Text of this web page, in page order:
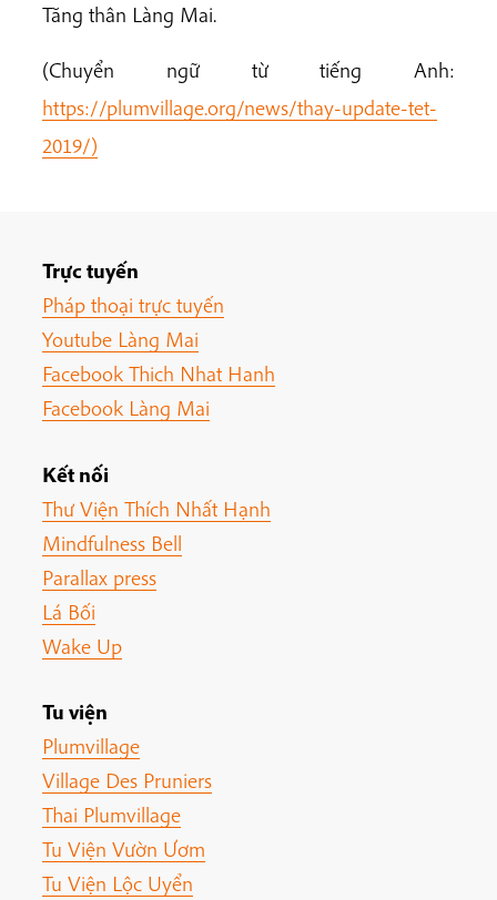
Tăng thân Làng Mai.
(Chuyển ngữ từ tiếng Anh:
https://plumvillage.org/news/thay-update-tet-
2019/)
Trực tuyến
Pháp thoại trực tuyến
Youtube Làng Mai
Facebook Thich Nhat Hanh
Facebook Làng Mai
Kết nối
Thư Viện Thích Nhất Hạnh
Mindfulness Bell
Parallax press
Lá Bối
Wake Up
Tu viện
Plumvillage
Village Des Pruniers
Thai Plumvillage
Tu Viện Vườn Ươm
Tu Viện Lộc Uyển